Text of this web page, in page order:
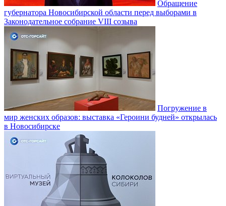
Обращение
губернатора Новосибирской области перед выборами в
Законодательное собрание VIII созыва
Погружение в
мир женских образов: выставка «Героини будней» открылась
в Новосибирске